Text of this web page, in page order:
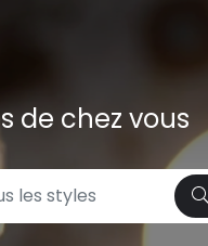
de chez vous